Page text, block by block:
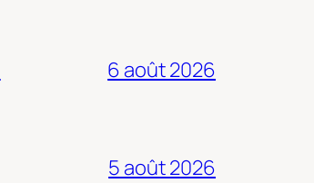
6 août 2026
5 août 2026